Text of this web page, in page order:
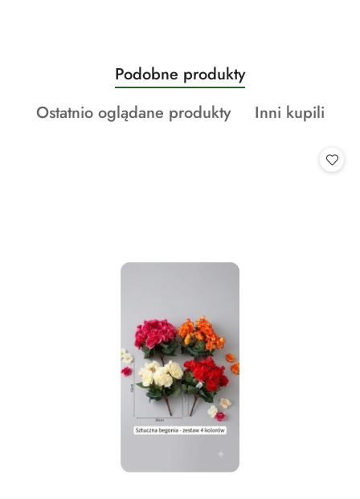
Pomiń karuzelę produktów
Produkty
o
statusie:
Podobne produkty
Produkty
Ostatnio oglądane produkty
Produkty
Inni kupili